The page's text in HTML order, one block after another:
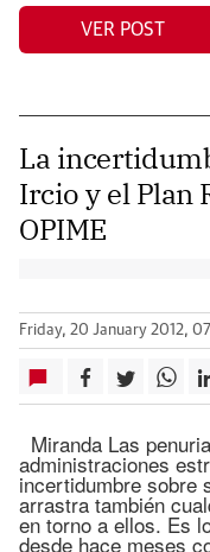
VER POST
La
Ircio y el Plan
OPIME
Friday, 20 January 2012,
Miranda Las
administraciones
incertidumbre sobre
arrastra también
en torno a ellos. Es
desde hace meses